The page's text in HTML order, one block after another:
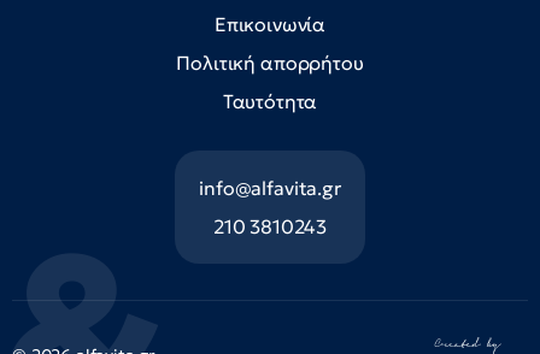
Επικοινωνία
Πολιτική απορρήτου
Ταυτότητα
info@alfavita.gr
210 3810243